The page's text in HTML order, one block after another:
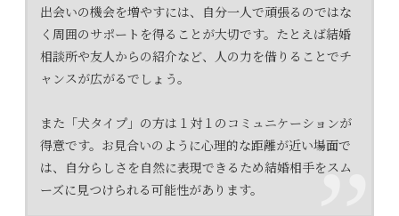
出会いの機会を増やすには、自分一人で頑張るのではな
く周囲のサポートを得ることが大切です。たとえば結婚
相談所や友人からの紹介など、人の力を借りることでチ
ャンスが広がるでしょう。
また「犬タイプ」の方は１対１のコミュニケーションが
得意です。お見合いのように心理的な距離が近い場面で
は、自分らしさを自然に表現できるため結婚相手をスム
ーズに見つけられる可能性があります。